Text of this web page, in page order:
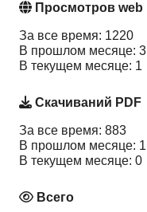
Просмотров web
За все время: 1220
В прошлом месяце: 3
В текущем месяце: 1
Скачиваний PDF
За все время: 883
В прошлом месяце: 1
В текущем месяце: 0
Всего